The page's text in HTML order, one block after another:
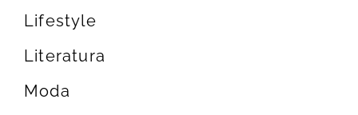
Lifestyle
Literatura
Moda